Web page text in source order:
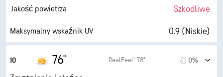
Zachmurzenie 100%
Widoczność 3 mili
Jakość powietrza Szkodliwe
Maksymalny wskaźnik UV 0.9 (Niskie)
Porywy wiatru
Wilgotność
10 76° RealFeel® 78° 0%